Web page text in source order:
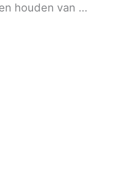
houden van …